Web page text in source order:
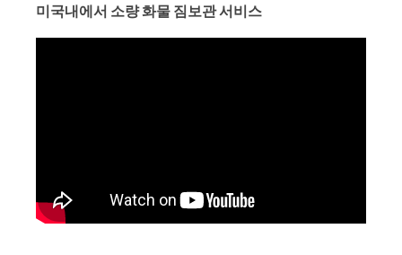
미국내에서 소량 화물 짐보관 서비스